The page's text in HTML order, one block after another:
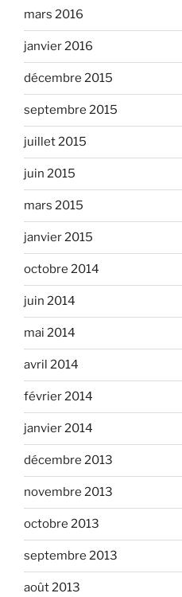
mars 2016
janvier 2016
décembre 2015
septembre 2015
juillet 2015
juin 2015
mars 2015
janvier 2015
octobre 2014
juin 2014
mai 2014
avril 2014
février 2014
janvier 2014
décembre 2013
novembre 2013
octobre 2013
septembre 2013
août 2013